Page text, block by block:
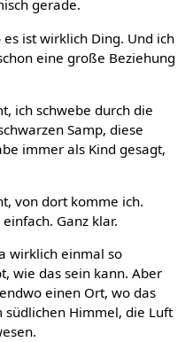
gerade.
ist wirklich Ding. Und ich
eine große Beziehung
ich schwebe durch die
Samp, diese
immer als Kind gesagt,
von dort komme ich.
Ganz klar.
wirklich einmal so
wie das sein kann. Aber
einen Ort, wo das
südlichen Himmel, die Luft